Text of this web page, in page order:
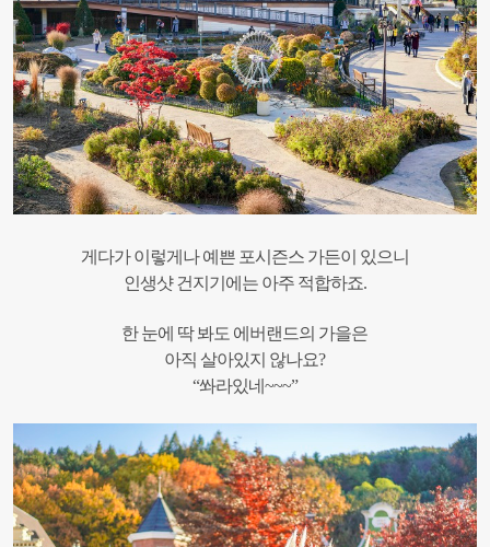
게다가 이렇게나 예쁜 포시즌스 가든이 있으니
인생샷 건지기에는 아주 적합하죠.
한 눈에 딱 봐도 에버랜드의 가을은
아직 살아있지 않나요?
“쏴라있네~~~”